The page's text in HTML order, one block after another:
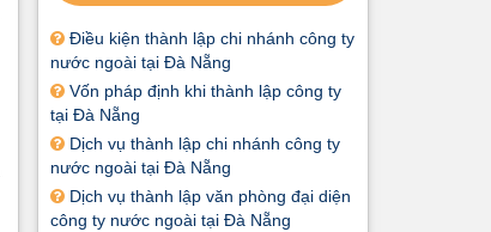
Điều kiện thành lập chi nhánh công ty
nước ngoài tại Đà Nẵng
Vốn pháp định khi thành lập công ty
tại Đà Nẵng
Dịch vụ thành lập chi nhánh công ty
nước ngoài tại Đà Nẵng
Dịch vụ thành lập văn phòng đại diện
công ty nước ngoài tại Đà Nẵng